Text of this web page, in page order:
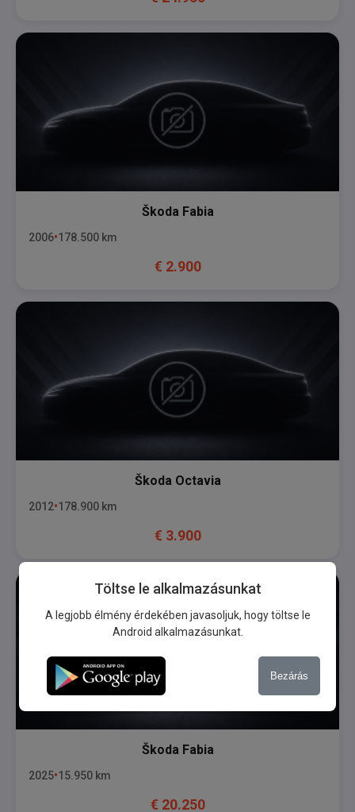
Škoda Fabia
2006 178.500 km
€ 2.900
Škoda Octavia
2012 178.900 km
€ 3.900
Škoda Fabia
2025 15.950 km
€ 20.250
Töltse le alkalmazásunkat
A legjobb élmény érdekében javasoljuk, hogy töltse le
Android alkalmazásunkat.
Bezárás